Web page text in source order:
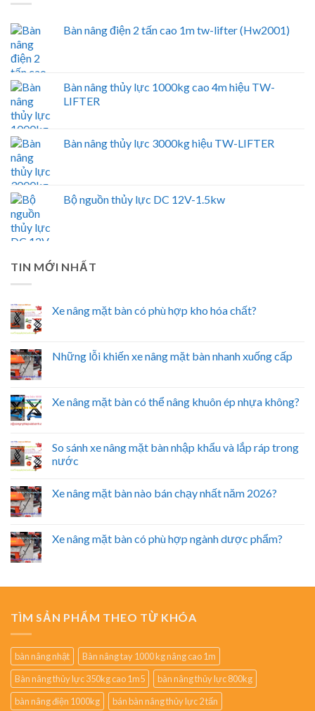
Bàn nâng điện 2 tấn cao 1m tw-lifter (Hw2001)
Bàn nâng thủy lực 1000kg cao 4m hiệu TW-
LIFTER
Bàn nâng thủy lực 3000kg hiệu TW-LIFTER
Bộ nguồn thủy lực DC 12V-1.5kw
TIN MỚI NHẤT
Xe nâng mặt bàn có phù hợp kho hóa chất?
Những lỗi khiến xe nâng mặt bàn nhanh xuống cấp
Xe nâng mặt bàn có thể nâng khuôn ép nhựa không?
So sánh xe nâng mặt bàn nhập khẩu và lắp ráp trong
nước
Xe nâng mặt bàn nào bán chạy nhất năm 2026?
Xe nâng mặt bàn có phù hợp ngành dược phẩm?
TÌM SẢN PHẨM THEO TỪ KHÓA
bàn nâng nhật
Bàn nâng tay 1000 kg nâng cao 1m
Bàn nâng thủy lực 350kg cao 1m5
bàn nâng thủy lực 800kg
bàn nâng điện 1000kg
bán bàn nâng thủy lực 2 tấn